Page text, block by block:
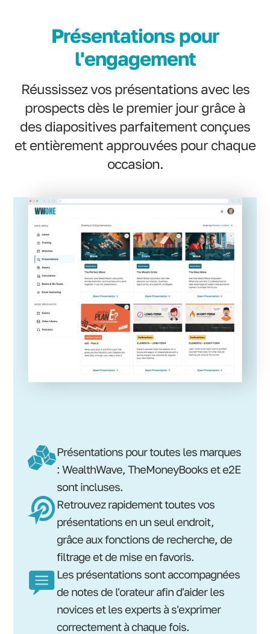
Présentations pour
l'engagement
Réussissez vos présentations avec les
prospects dès le premier jour grâce à
des diapositives parfaitement conçues
et entièrement approuvées pour chaque
occasion.
Présentations pour toutes les marques
: WealthWave, TheMoneyBooks et e2E
sont incluses.
Retrouvez rapidement toutes vos
présentations en un seul endroit,
grâce aux fonctions de recherche, de
filtrage et de mise en favoris.
Les présentations sont accompagnées
de notes de l'orateur afin d'aider les
novices et les experts à s'exprimer
correctement à chaque fois.